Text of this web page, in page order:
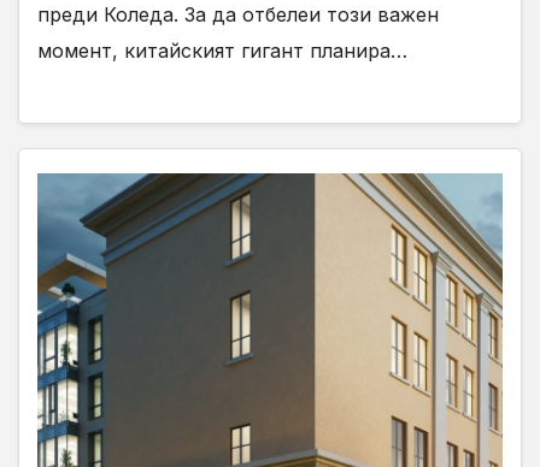
преди Коледа. За да отбелеи този важен
момент, китайският гигант планира…